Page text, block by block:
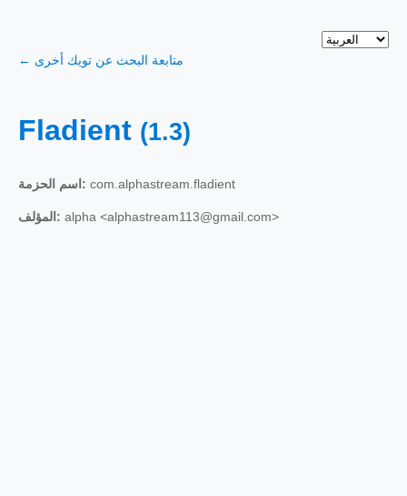
← متابعة البحث عن تويك أخرى
Fladient (1.3)
اسم الحزمة: com.alphastream.fladient
المؤلف: alpha <alphastream113@gmail.com>